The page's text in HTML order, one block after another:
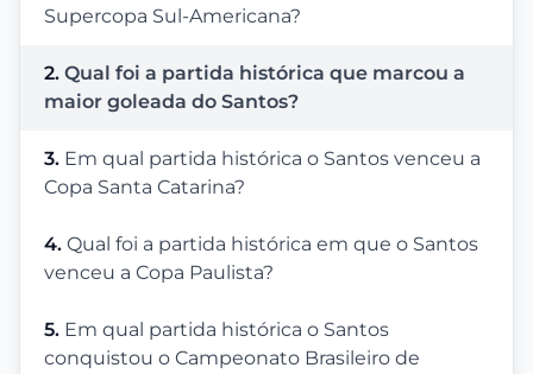
Supercopa Sul-Americana?
2. Qual foi a partida histórica que marcou a
maior goleada do Santos?
3. Em qual partida histórica o Santos venceu a
Copa Santa Catarina?
4. Qual foi a partida histórica em que o Santos
venceu a Copa Paulista?
5. Em qual partida histórica o Santos
conquistou o Campeonato Brasileiro de